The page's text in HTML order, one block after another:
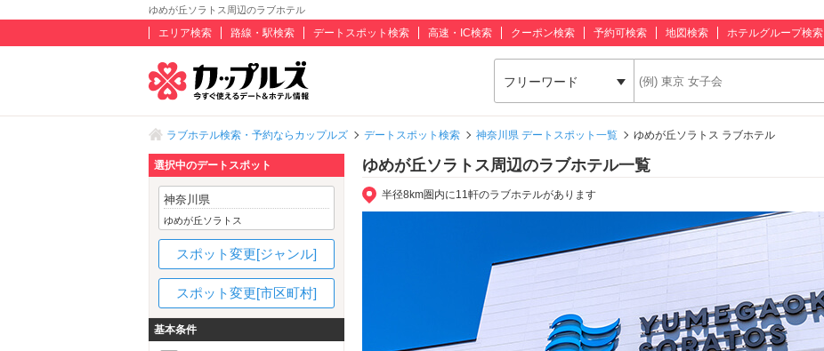
ゆめが丘ソラトス周辺のラブホテル
エリア検索 路線・駅検索 デートスポット検索 高速・IC検索 クーポン検索 予約可検索 地図検索 ホテルグループ検索
フリーワード
ラブホテル検索・予約ならカップルズ デートスポット検索 神奈川県 デートスポット一覧 ゆめが丘ソラトス ラブホテル
ゆめが丘ソラトス周辺のラブホテル一覧
半径8km圏内に11軒のラブホテルがあります
選択中のデートスポット
神奈川県
ゆめが丘ソラトス
スポット変更[ジャンル]
スポット変更[市区町村]
基本条件